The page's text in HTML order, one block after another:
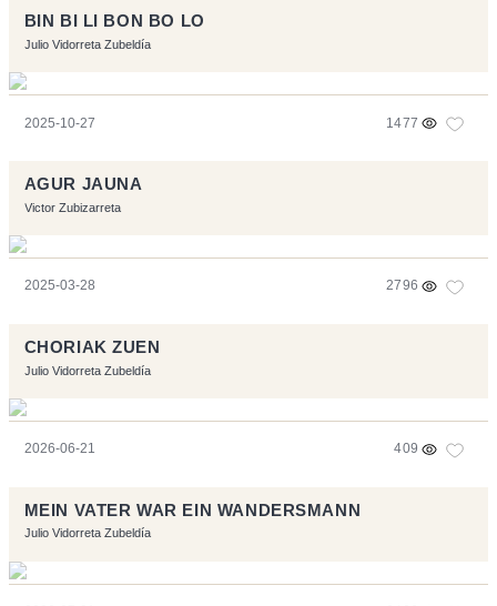
BIN BI LI BON BO LO
Julio Vidorreta Zubeldía
2025-10-27 1477
AGUR JAUNA
Victor Zubizarreta
2025-03-28 2796
CHORIAK ZUEN
Julio Vidorreta Zubeldía
2026-06-21 409
MEIN VATER WAR EIN WANDERSMANN
Julio Vidorreta Zubeldía